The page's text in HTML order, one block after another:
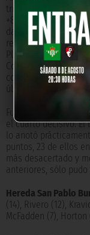
triple de Campbell y
+8 (42-50). No
dar la vuelta al
repetidas pérdidas
Plaza tenía que
Coosur Real Betis
con dos
último sobre la
Fue precisamente
el cuarto decisivo.
lo anotó
puntos, 23 de ellos
más desacertado y
anteriores, sólo
Hereda San Pablo
(14), Rivero (12),
McFadden (7),